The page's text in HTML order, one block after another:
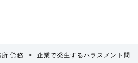
労務 >
企業で発生するハラスメント問